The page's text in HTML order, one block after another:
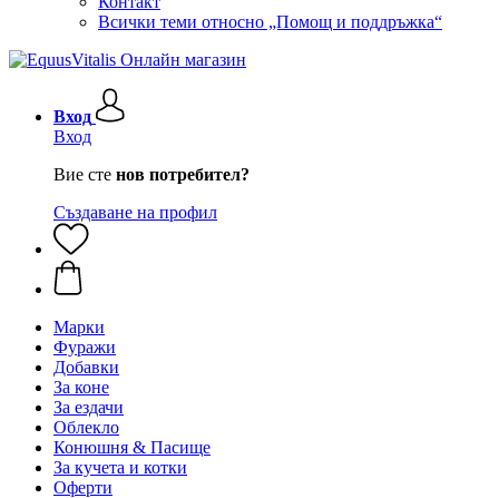
Всички теми относно „Помощ и поддръжка“
Вход
Вход
Вие сте нов потребител?
Създаване на профил
Марки
Фуражи
Добавки
За коне
За ездачи
Облекло
Конюшня & Пасище
За кучета и котки
Оферти